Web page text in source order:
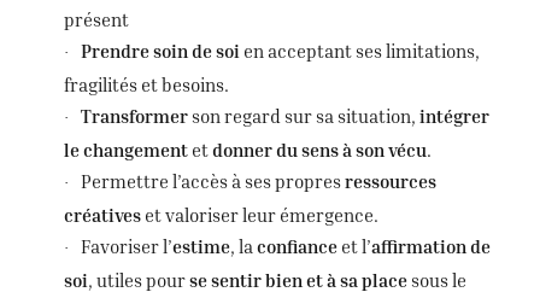
présent
· Prendre soin de soi en acceptant ses limitations,
fragilités et besoins.
· Transformerson regard sur sa situation, intégrer
le changement etdonner du sens à son vécu.
· Permettre l’accès à ses propresressources
créatives et valoriser leur émergence.
· Favoriser l’estime, la confiance et l’affirmation de
soi, utiles pourse sentir bien et à sa placesous le